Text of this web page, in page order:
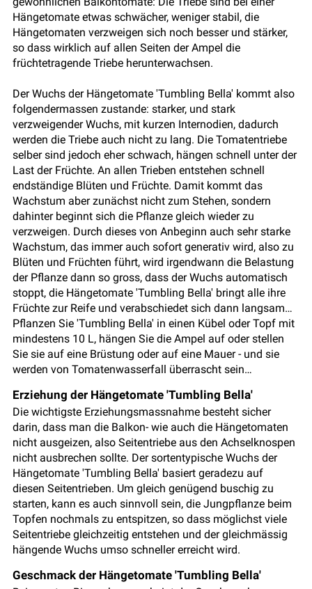
Hängetomate etwas schwächer, weniger stabil, die
Hängetomaten verzweigen sich noch besser und stärker,
so dass wirklich auf allen Seiten der Ampel die
früchtetragende Triebe herunterwachsen.
Der Wuchs der Hängetomate 'Tumbling Bella' kommt also
folgendermassen zustande: starker, und stark
verzweigender Wuchs, mit kurzen Internodien, dadurch
werden die Triebe auch nicht zu lang. Die Tomatentriebe
selber sind jedoch eher schwach, hängen schnell unter der
Last der Früchte. An allen Trieben entstehen schnell
endständige Blüten und Früchte. Damit kommt das
Wachstum aber zunächst nicht zum Stehen, sondern
dahinter beginnt sich die Pflanze gleich wieder zu
verzweigen. Durch dieses von Anbeginn auch sehr starke
Wachstum, das immer auch sofort generativ wird, also zu
Blüten und Früchten führt, wird irgendwann die Belastung
der Pflanze dann so gross, dass der Wuchs automatisch
stoppt, die Hängetomate 'Tumbling Bella' bringt alle ihre
Früchte zur Reife und verabschiedet sich dann langsam…
Pflanzen Sie 'Tumbling Bella' in einen Kübel oder Topf mit
mindestens 10 L, hängen Sie die Ampel auf oder stellen
Sie sie auf eine Brüstung oder auf eine Mauer - und sie
werden von Tomatenwasserfall überrascht sein…
Erziehung der Hängetomate 'Tumbling Bella'
Die wichtigste Erziehungsmassnahme besteht sicher
darin, dass man die Balkon- wie auch die Hängetomaten
nicht ausgeizen, also Seitentriebe aus den Achselknospen
nicht ausbrechen sollte. Der sortentypische Wuchs der
Hängetomate 'Tumbling Bella' basiert geradezu auf
diesen Seitentrieben. Um gleich genügend buschig zu
starten, kann es auch sinnvoll sein, die Jungpflanze beim
Topfen nochmals zu entspitzen, so dass möglichst viele
Seitentriebe gleichzeitig entstehen und der gleichmässig
hängende Wuchs umso schneller erreicht wird.
Geschmack der Hängetomate 'Tumbling Bella'